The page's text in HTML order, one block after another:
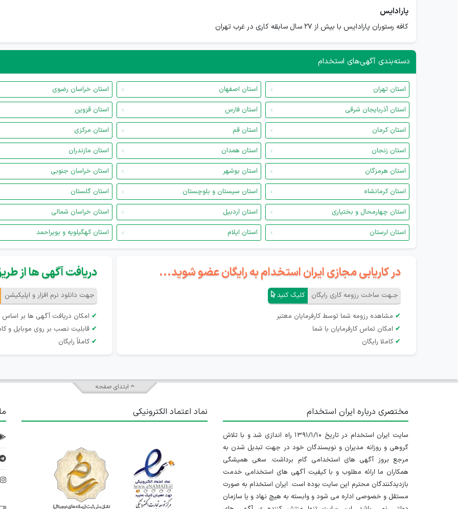
پارادایس
کافه رستوران پارادایس با بیش از ۲۷ سال سابقه کاری در غرب تهران
دسته‌بندی آگهی‌های استخدام
استان تهران استان اصفهان
استان خراسان رضوی
استان آذربایجان شرقی
استان فارس
استان قزوین
استان کرمان
استان قم
استان مرکزی
استان زنجان
استان همدان
استان مازندران
استان هرمزگان
استان بوشهر
استان خراسان جنوبی
استان کرمانشاه
استان سیستان و بلوچستان
استان گلستان
استان چهارمحال و بختیاری
استان اردبیل
استان خراسان شمالی
استان لرستان
استان ایلام استان کهگیلویه و بویراحمد
در کاریابی مجازی ایران استخدام به رایگان عضو شوید...
جـهت ساخت رزومه کاری رایگان کلیک کنید
✔ مشاهده رزومه شما توسط کارفرمایان معتبر
✔ امکان تماس کارفرمایان با شما
✔ کاملا رایگان
دریافت آگهی ها از
جهت دانلود نرم افزار و اپلیکیشن
✔ امکان دریافت آگهی ها بر
✔ قابلیت نصب بر روی موبایل و
✔ کاملاً رایگان
ابتدای صفحه
مختصری درباره ایران استخدام
سایت ایران استخدام در تاریخ ۱۳۹۱/۱/۱۰ راه اندازی شد و با تلاش
گروهی و روزانه مدیران و نویسندگان خود در جهت تبدیل شدن به
مرجع بروز آگهی های استخدامی گام برداشت. سعی همیشگی
همکاران ما ارائه مطلوب و با کیفیت آگهی های استخدامی خدمت
بازدیدکنندگان محترم این سایت بوده است. ایران استخدام به صورت
مستقل و خصوصی اداره می شود و وابسته به هیچ نهاد و یا سازمان
نماد اعتماد الکترونیکی